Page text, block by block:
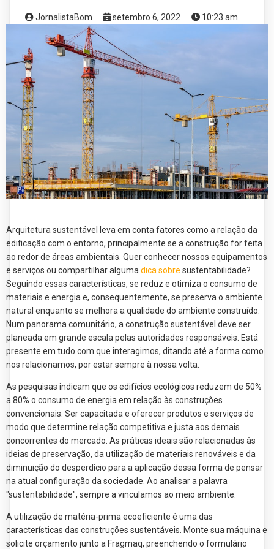
JornalistaBom setembro 6, 2022 10:23 am
Arquitetura sustentável leva em conta fatores como a relação da
edificação com o entorno, principalmente se a construção for feita
ao redor de áreas ambientais. Quer conhecer nossos equipamentos
e serviços ou compartilhar alguma dica sobre sustentabilidade?
Seguindo essas características, se reduz e otimiza o consumo de
materiais e energia e, consequentemente, se preserva o ambiente
natural enquanto se melhora a qualidade do ambiente construído.
Num panorama comunitário, a construção sustentável deve ser
planeada em grande escala pelas autoridades responsáveis. Está
presente em tudo com que interagimos, ditando até a forma como
nos relacionamos, por estar sempre à nossa volta.
As pesquisas indicam que os edifícios ecológicos reduzem de 50%
a 80% o consumo de energia em relação às construções
convencionais. Ser capacitada e oferecer produtos e serviços de
modo que determine relação competitiva e justa aos demais
concorrentes do mercado. As práticas ideais são relacionadas às
ideias de preservação, da utilização de materiais renováveis e da
diminuição do desperdício para a aplicação dessa forma de pensar
na atual configuração da sociedade. Ao analisar a palavra
"sustentabilidade", sempre a vinculamos ao meio ambiente.
A utilização de matéria-prima ecoeficiente é uma das
características das construções sustentáveis. Monte sua máquina e
solicite orçamento junto a Fragmaq, preenchendo o formulário